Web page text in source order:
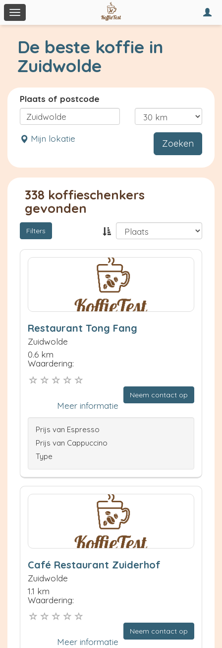
Toggle
navigation
De beste koffie in
Zuidwolde
Plaats of postcode
Mijn lokatie Zoeken
338 koffieschenkers
gevonden
Filters
Restaurant Tong Fang
Zuidwolde
0.6 km
Waardering:
Neem contact op
Meer informatie
Prijs van Espresso
Prijs van Cappuccino
Type
Café Restaurant Zuiderhof
Zuidwolde
1.1 km
Waardering:
Neem contact op
Meer informatie